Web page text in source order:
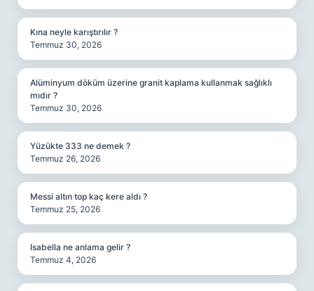
Kına neyle karıştırılır ?
Temmuz 30, 2026
Alüminyum döküm üzerine granit kaplama kullanmak sağlıklı
mıdır ?
Temmuz 30, 2026
Yüzükte 333 ne demek ?
Temmuz 26, 2026
Messi altın top kaç kere aldı ?
Temmuz 25, 2026
Isabella ne anlama gelir ?
Temmuz 4, 2026